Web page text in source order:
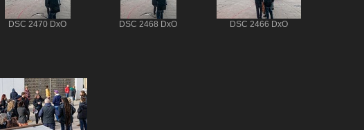
DSC 2470 DxO DSC 2468 DxO DSC 2466 DxO